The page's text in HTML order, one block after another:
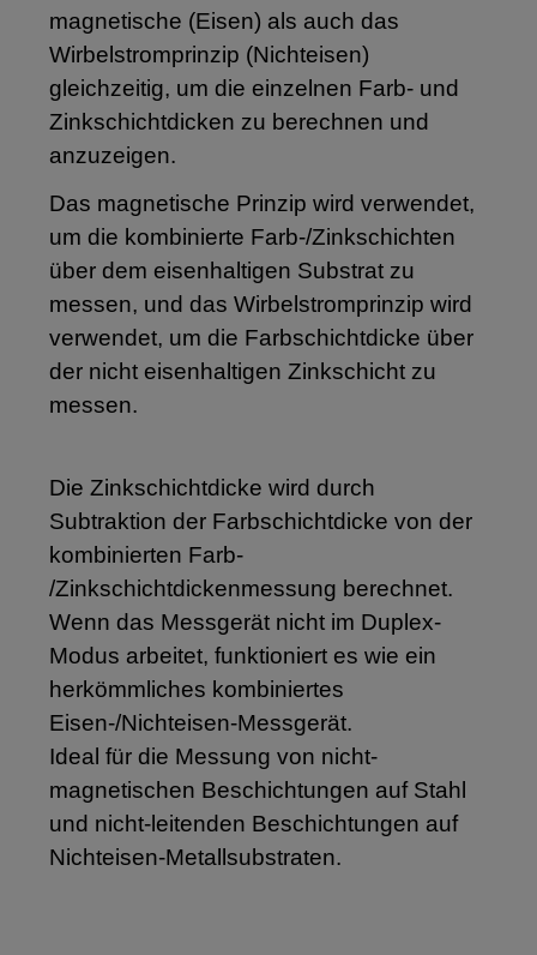
magnetische (Eisen) als auch das
Wirbelstromprinzip (Nichteisen)
gleichzeitig, um die einzelnen Farb- und
Zinkschichtdicken zu berechnen und
anzuzeigen.
Das magnetische Prinzip wird verwendet,
um die kombinierte Farb-/Zinkschichten
über dem eisenhaltigen Substrat zu
messen, und das Wirbelstromprinzip wird
verwendet, um die Farbschichtdicke über
der nicht eisenhaltigen Zinkschicht zu
messen.
Die Zinkschichtdicke wird durch
Subtraktion der Farbschichtdicke von der
kombinierten Farb-
/Zinkschichtdickenmessung berechnet.
Wenn das Messgerät nicht im Duplex-
Modus arbeitet, funktioniert es wie ein
herkömmliches kombiniertes
Eisen-/Nichteisen-Messgerät.
Ideal für die Messung von nicht-
magnetischen Beschichtungen auf Stahl
und nicht-leitenden Beschichtungen auf
Nichteisen-Metallsubstraten.